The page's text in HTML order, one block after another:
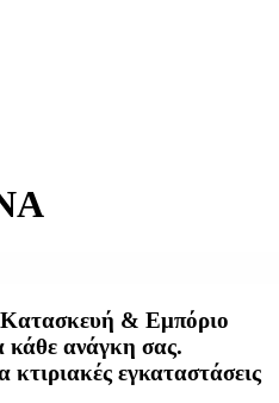
& Εμπόριο
κάθε ανάγκη σας.
κτιριακές εγκαταστάσεις